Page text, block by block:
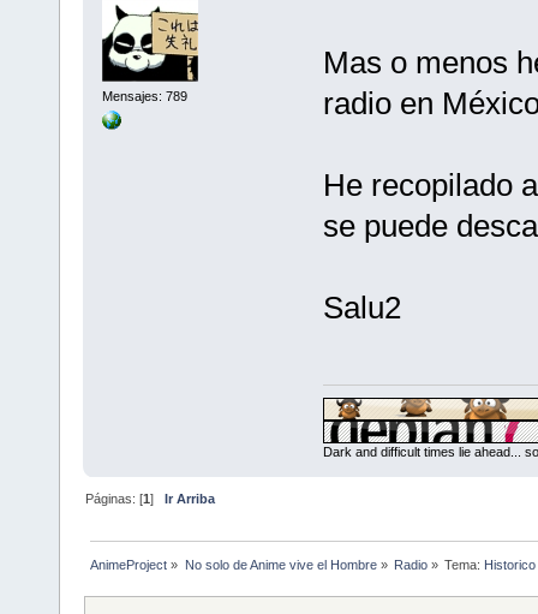
Mensajes: 789
Mas o menos
radio en
He recopilado
se puede
Salu2
Dark and difficult times lie ahead...
Páginas: [1] Ir Arriba
AnimeProject » No solo de Anime vive el Hombre» Radio» Tema: